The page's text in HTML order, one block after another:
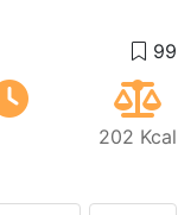
202 Kcal